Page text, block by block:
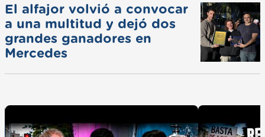
El alfajor volvió a convocar
a una multitud y dejó dos
grandes ganadores en
Mercedes